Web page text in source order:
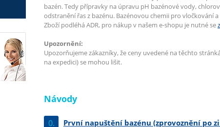
bazén. Tedy přípravky na úpravu pH bazénové vody,
odstranění řas z bazénu. Bazénovou chemii pro
Zboží podléhá ADR, pro nákup v našem e-shopu je nutné se
Upozornění:
Upozorňujeme zákazníky, že ceny uvedené na těchto
na expedici) se mohou lišit.
Návody
0. První napuštění bazénu (zprovoznění po